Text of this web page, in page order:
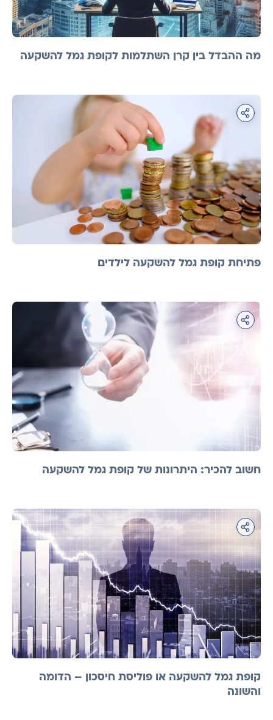
מה ההבדל בין קרן השתלמות לקופת גמל להשקעה
פתיחת קופת גמל להשקעה לילדים
חשוב להכיר: היתרונות של קופת גמל להשקעה
קופת גמל להשקעה או פוליסת חיסכון – הדומה
והשונה